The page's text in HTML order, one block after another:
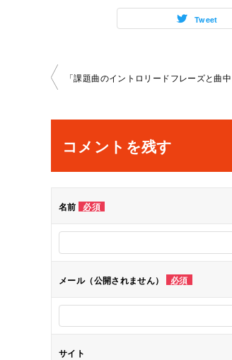
Tweet
投
ナ
ビ
ゲ
ー
シ
ョ
コメントを残す
名前 必須
メール（公開されません） 必須
サイト